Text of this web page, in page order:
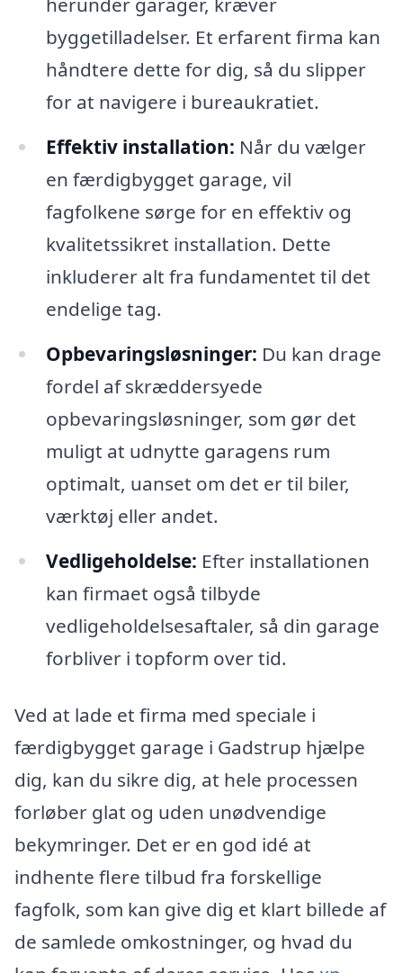
byggetilladelser. Et erfarent firma kan
håndtere dette for dig, så du slipper
for at navigere i bureaukratiet.
Effektiv installation: Når du vælger
en færdigbygget garage, vil
fagfolkene sørge for en effektiv og
kvalitetssikret installation. Dette
inkluderer alt fra fundamentet til det
endelige tag.
Opbevaringsløsninger: Du kan drage
fordel af skræddersyede
opbevaringsløsninger, som gør det
muligt at udnytte garagens rum
optimalt, uanset om det er til biler,
værktøj eller andet.
Vedligeholdelse: Efter installationen
kan firmaet også tilbyde
vedligeholdelsesaftaler, så din garage
forbliver i topform over tid.
Ved at lade et firma med speciale i
færdigbygget garage i Gadstrup hjælpe
dig, kan du sikre dig, at hele processen
forløber glat og uden unødvendige
bekymringer. Det er en god idé at
indhente flere tilbud fra forskellige
fagfolk, som kan give dig et klart billede af
de samlede omkostninger, og hvad du